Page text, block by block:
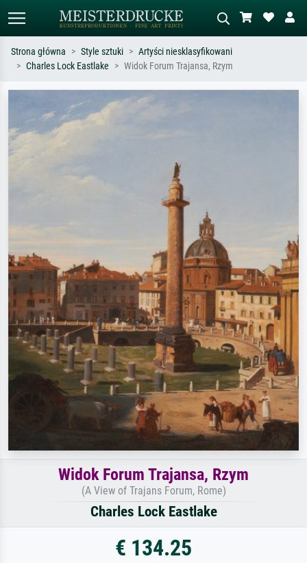
Szukaj wg artysty, tytułu lub stylu – np.
Monet, Gwiaździsta noc,
impresjonizm, fala Hokusaia, akt.
Strona główna Style sztuki
Artyści niesklasyfikowani
Charles Lock Eastlake
Widok Forum Trajansa, Rzym
Widok Forum Trajansa, Rzym
(A View of Trajans Forum, Rome)
Charles Lock Eastlake
€ 134.25